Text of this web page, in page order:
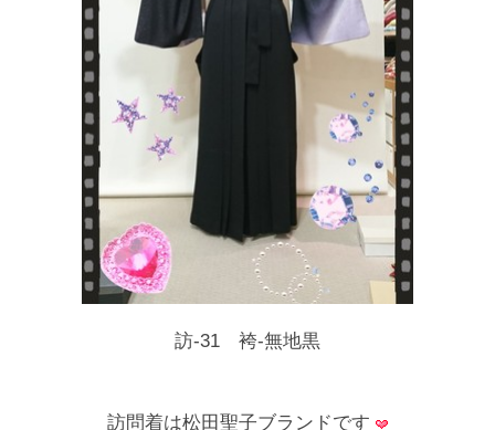
訪-31 袴-無地黒
訪問着は松田聖子ブランドです